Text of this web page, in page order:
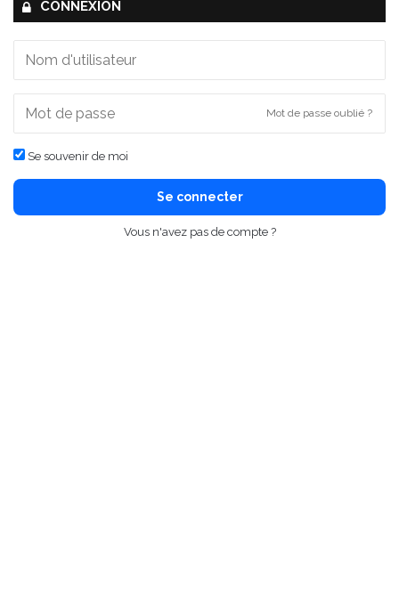
CONNEXION
Mot de passe oublié ?
Se souvenir de moi
Se connecter
Vous n'avez pas de compte ?